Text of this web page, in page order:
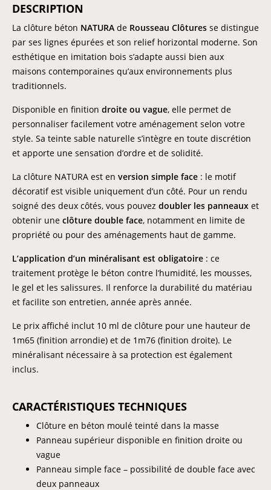
DESCRIPTION
La clôture béton NATURA de Rousseau Clôtures se distingue
par ses lignes épurées et son relief horizontal moderne. Son
esthétique en imitation bois s’adapte aussi bien aux
maisons contemporaines qu’aux environnements plus
traditionnels.
Disponible en finition droite ou vague, elle permet de
personnaliser facilement votre aménagement selon votre
style. Sa teinte sable naturelle s’intègre en toute discrétion
et apporte une sensation d’ordre et de solidité.
La clôture NATURA est en version simple face : le motif
décoratif est visible uniquement d’un côté. Pour un rendu
soigné des deux côtés, vous pouvez doubler les panneaux et
obtenir une clôture double face, notamment en limite de
propriété ou pour des aménagements haut de gamme.
L’application d’un minéralisant est obligatoire : ce
traitement protège le béton contre l’humidité, les mousses,
le gel et les salissures. Il renforce la durabilité du matériau
et facilite son entretien, année après année.
Le prix affiché inclut 10 ml de clôture pour une hauteur de
1m65 (finition arrondie) et de 1m76 (finition droite). Le
minéralisant nécessaire à sa protection est également
inclus.
CARACTÉRISTIQUES TECHNIQUES
Clôture en béton moulé teinté dans la masse
Panneau supérieur disponible en finition droite ou
vague
Panneau simple face – possibilité de double face avec
deux panneaux